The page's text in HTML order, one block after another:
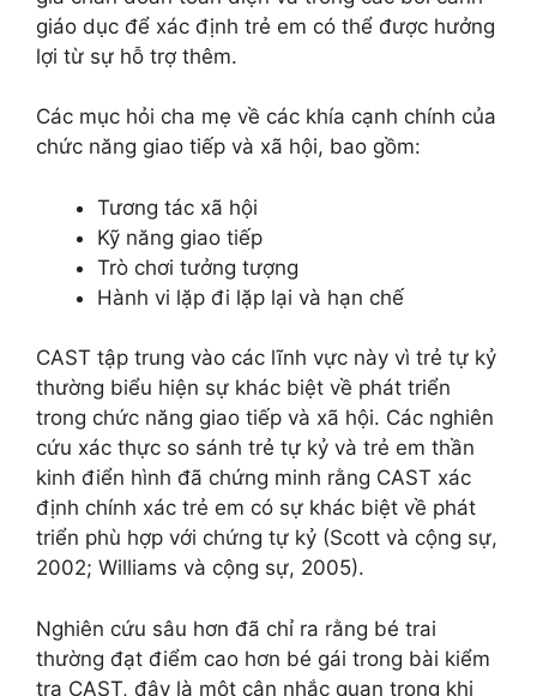
giáo dục để xác định trẻ em có thể được hưởng
lợi từ sự hỗ trợ thêm.
Các mục hỏi cha mẹ về các khía cạnh chính của
chức năng giao tiếp và xã hội, bao gồm:
Tương tác xã hội
Kỹ năng giao tiếp
Trò chơi tưởng tượng
Hành vi lặp đi lặp lại và hạn chế
CAST tập trung vào các lĩnh vực này vì trẻ tự kỷ
thường biểu hiện sự khác biệt về phát triển
trong chức năng giao tiếp và xã hội. Các nghiên
cứu xác thực so sánh trẻ tự kỷ và trẻ em thần
kinh điển hình đã chứng minh rằng CAST xác
định chính xác trẻ em có sự khác biệt về phát
triển phù hợp với chứng tự kỷ (Scott và cộng sự,
2002; Williams và cộng sự, 2005).
Nghiên cứu sâu hơn đã chỉ ra rằng bé trai
thường đạt điểm cao hơn bé gái trong bài kiểm
tra CAST, đây là một cân nhắc quan trọng khi